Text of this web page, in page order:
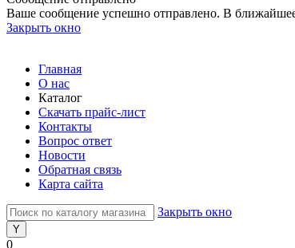
Ваше сообщение успешно отправлено. В
Закрыть окно
Главная
О нас
Каталог
Скачать прайс-лист
Контакты
Вопрос ответ
Новости
Обратная связь
Карта сайта
Закрыть окно
0